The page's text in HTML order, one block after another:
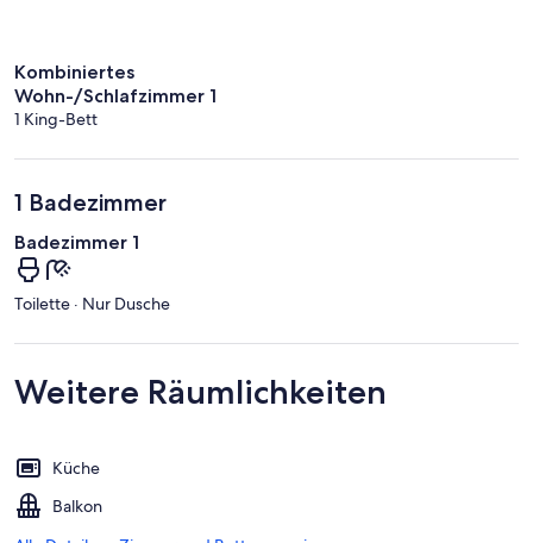
Kombiniertes
Wohn-/Schlafzimmer 1
1 King-Bett
1 Badezimmer
Badezimmer 1
Toilette · Nur Dusche
Weitere Räumlichkeiten
Küche
Balkon